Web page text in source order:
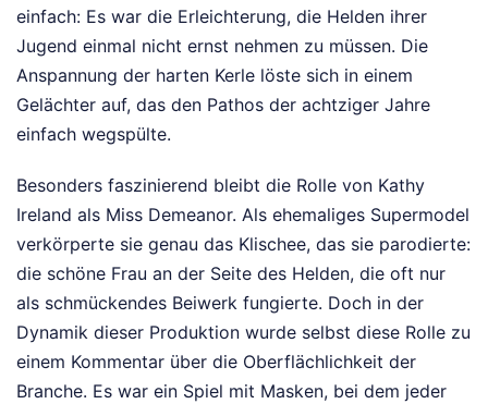
einfach: Es war die Erleichterung, die Helden ihrer
Jugend einmal nicht ernst nehmen zu müssen. Die
Anspannung der harten Kerle löste sich in einem
Gelächter auf, das den Pathos der achtziger Jahre
einfach wegspülte.
Besonders faszinierend bleibt die Rolle von Kathy
Ireland als Miss Demeanor. Als ehemaliges Supermodel
verkörperte sie genau das Klischee, das sie parodierte:
die schöne Frau an der Seite des Helden, die oft nur
als schmückendes Beiwerk fungierte. Doch in der
Dynamik dieser Produktion wurde selbst diese Rolle zu
einem Kommentar über die Oberflächlichkeit der
Branche. Es war ein Spiel mit Masken, bei dem jeder